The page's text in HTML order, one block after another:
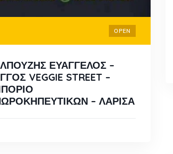
OPEN
ΕΥΑΓΓΕΛΟΣ –
VEGGIE STREET –
– ΛΑΡΙΣΑ